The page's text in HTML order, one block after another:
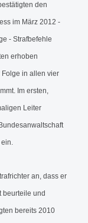
den
im März 2012 -
- Strafbefehle
erhoben
in allen vier
Im ersten,
Leiter
ein.
an, dass er
beurteile und
bereits 2010